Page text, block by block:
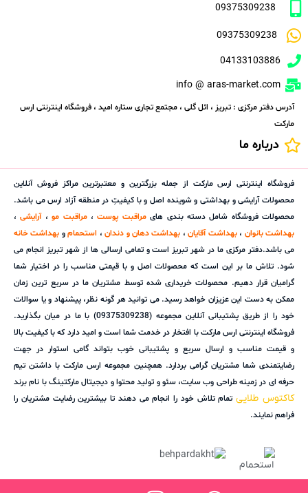
09375309238
09375309238
04133103886
info @ aras-market.com
آدرس دفتر مرکزی : تبریز ، ائل گلی ، مجتمع تجاری ستاره امید ، فروشگاه اینترنتی ارس
مارکت
درباره ما
فروشگاه اینترنتی ارس مارکت از جمله بزرگترین و معتبرترین مراکز فروش آنلاین
محصولات آرایشی و بهداشتی و شوینده اصل و با کیفیتِ در منطقه آزاد ارس می باشد.
محصولات فروشگاه شامل دسته بندی هایمراقبت پوست،مراقبت مو،آرایشی،
بهداشت بانوان ،بهداشت آقایان، بهداشت دهان و دندان، استحمامو بهداشت خانه
می باشد.دفتر مرکزی ما در شهر تبریز است و تمامی ارسالی ها از شهر تبریز انجام می
شود. تلاش ما بر این است که محصولات اصل و با قیمتی مناسب را در اختیار شما
گرامیان قرار دهیم. محصولات خریداری شده توسط مشتریان ما در سریع ترین زمان
ممکن به دست این عزیزان خواهد رسید. می توانید هر گونه نظر، پیشنهاد و یا سوالات
خود را از طریق پشتیبانی آنلاین مجموعه (09375309238) با ما در میان بگذارید.
فروشگاه اینترنتی ارس مارکت با افتخار در خدمت شما است و امید دارد که با کیفیت بالا
و قیمت مناسب و ارسال سریع و پشتیبانی خوب بتواند گامی استوار در جهت
رضایتمندی شما مشتریان گرامی بردارد. همچنین مجموعه ارس مارکت با داشتن تیم
حرفه ای در زمینه طراحی وب سایت، سئو و تولید محتوا و دیجیتال مارکتینگ با نام برند
کاکتوس طلاییتمام تلاش خود را انجام می دهند تا بیشترین رضایت مشتریان را
فراهم نمایند.